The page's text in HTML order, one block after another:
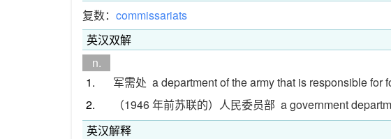
复数： commissariats
英汉双解
n.
1.
军需处 a department of the army that is responsible for
2.
（1946 年前苏联的）人民委员部 a government
英汉解释